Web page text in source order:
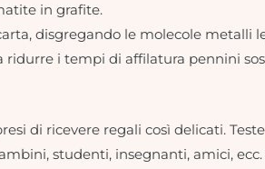
in grafite.
disgregando le molecole
ridurre i tempi di affilatura pennini
di ricevere regali così delicati.
studenti, insegnanti, amici,